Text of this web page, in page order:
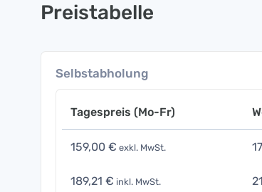
Preistabelle
Selbstabholung
Tagespreis (Mo-Fr)
159,00 € exkl. MwSt.
189,21 € inkl. MwSt.